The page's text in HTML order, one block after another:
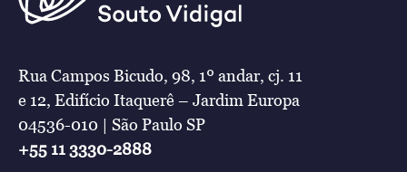
Rua Campos Bicudo, 98, 1º andar, cj. 11
e 12, Edifício Itaquerê – Jardim Europa
04536-010 | São Paulo SP
+55 11 3330-2888